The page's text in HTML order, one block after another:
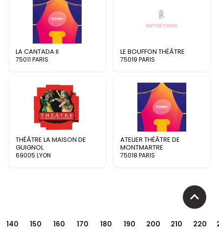
LA CANTADA II
75011 PARIS
LE BOUFFON THÉÂTRE
75019 PARIS
THÉÂTRE LA MAISON DE
GUIGNOL
69005 LYON
ATELIER THÉÂTRE DE
MONTMARTRE
75018 PARIS
140 150 160 170 180 190 200 210 220